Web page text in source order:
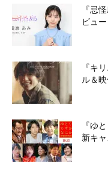
『忌
ビュー
『キ
ル＆映
『ゆ
新キ